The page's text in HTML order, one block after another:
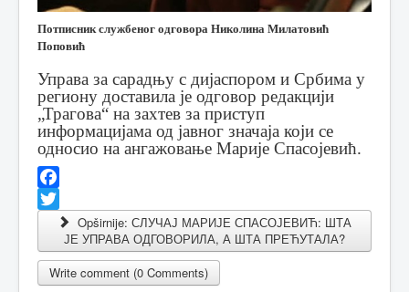
Потписник службеног одговора Николина Милатовић
Поповић
Управа за сарадњу с дијаспором и Србима у
региону доставила је одговор редакцији
„Трагова“ на захтев за приступ
информацијама од јавног значаја који се
односио на ангажовање Марије Спасојевић.
Facebook
Twitter Opširnije: СЛУЧАЈ МАРИЈЕ СПАСОЈЕВИЋ: ШТА
ЈЕ УПРАВА ОДГОВОРИЛА, А ШТА ПРЕЋУТАЛА?
Write comment (0 Comments)